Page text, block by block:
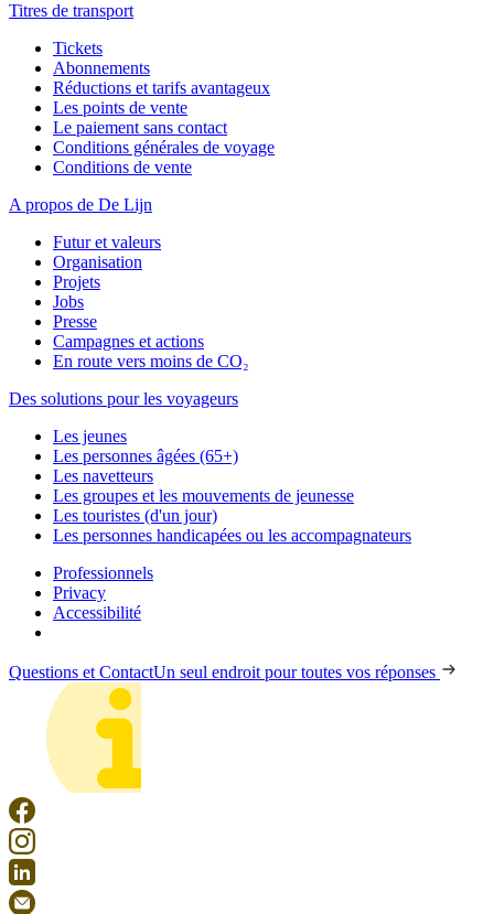
Titres de transport
Tickets
Abonnements
Réductions et tarifs avantageux
Les points de vente
Le paiement sans contact
Conditions générales de voyage
Conditions de vente
A propos de De Lijn
Futur et valeurs
Organisation
Projets
Jobs
Presse
Campagnes et actions
En route vers moins de CO₂
Des solutions pour les voyageurs
Les jeunes
Les personnes âgées (65+)
Les navetteurs
Les groupes et les mouvements de jeunesse
Les touristes (d'un jour)
Les personnes handicapées ou les accompagnateurs
Professionnels
Privacy
Accessibilité
Questions et ContactUn seul endroit pour toutes vos réponses